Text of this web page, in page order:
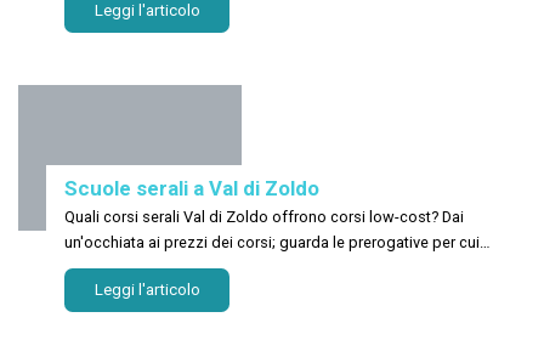
Leggi l'articolo
Scuole serali a Val di Zoldo
Quali corsi serali Val di Zoldo offrono corsi low-cost? Dai
un'occhiata ai prezzi dei corsi; guarda le prerogative per cui
dovresti aderire a un corso personalizzato!
Leggi l'articolo